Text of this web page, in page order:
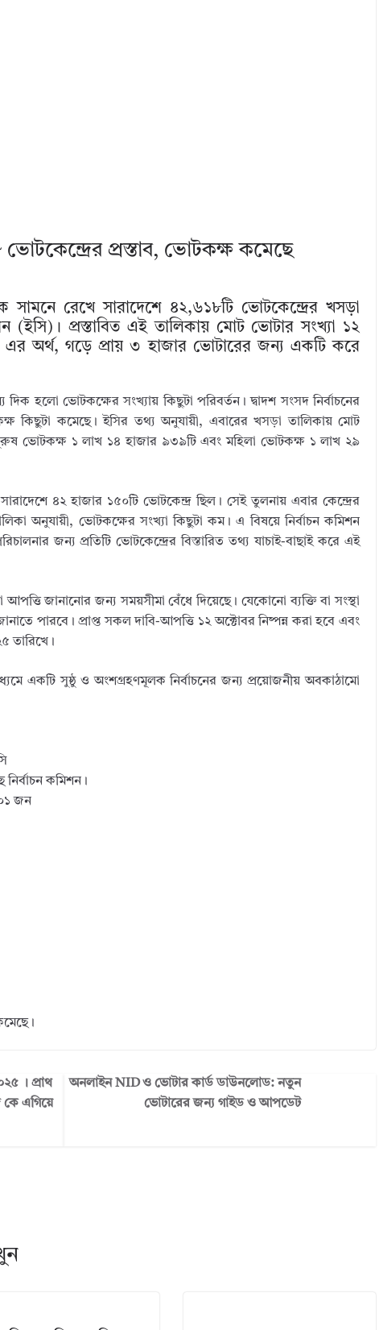
প্রস্তাব, ভোটকক্ষ কমেছে
সামনে রেখে সারাদেশে ৪২,৬১৮টি ভোটকেন্দ্রের খসড়া
(ইসি)। প্রস্তাবিত এই তালিকায় মোট ভোটার সংখ্যা ১২
অর্থ, গড়ে প্রায় ৩ হাজার ভোটারের জন্য একটি করে
হলো ভোটকক্ষের সংখ্যায় কিছুটা পরিবর্তন। দ্বাদশ সংসদ নির্বাচনের
কিছুটা কমেছে। ইসির তথ্য অনুযায়ী, এবারের খসড়া তালিকায় মোট
ভোটকক্ষ ১ লাখ ১৪ হাজার ৯৩৯টি এবং মহিলা ভোটকক্ষ ১ লাখ ২৯
সারাদেশে ৪২ হাজার ১৫০টি ভোটকেন্দ্র ছিল। সেই তুলনায় এবার কেন্দ্রের
অনুযায়ী, ভোটকক্ষের সংখ্যা কিছুটা কম। এ বিষয়ে নির্বাচন কমিশন
জন্য প্রতিটি ভোটকেন্দ্রের বিস্তারিত তথ্য যাচাই-বাছাই করে এই
জানানোর জন্য সময়সীমা বেঁধে দিয়েছে। যেকোনো ব্যক্তি বা সংস্থা
পারবে। প্রাপ্ত সকল দাবি-আপত্তি ১২ অক্টোবর নিষ্পন্ন করা হবে এবং
তারিখে।
একটি সুষ্ঠু ও অংশগ্রহণমূলক নির্বাচনের জন্য প্রয়োজনীয় অবকাঠামো
নির্বাচন কমিশন।
জন
। প্রাথ
এগিয়ে
অনলাইন NID ও ভোটার কার্ড ডাউনলোড: নতুন
ভোটারের জন্য গাইড ও আপডেট